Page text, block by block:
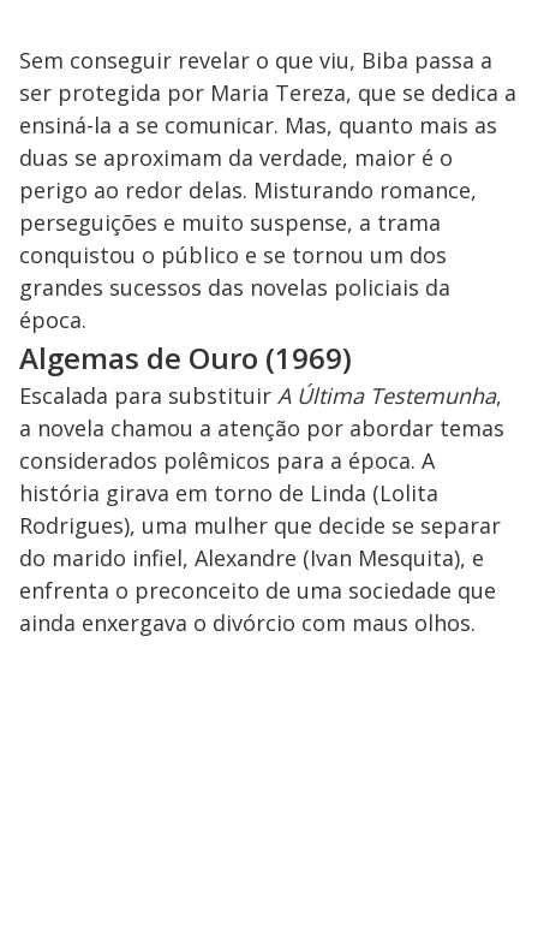
Sem conseguir revelar o que viu, Biba passa a
ser protegida por Maria Tereza, que se dedica a
ensiná-la a se comunicar. Mas, quanto mais as
duas se aproximam da verdade, maior é o
perigo ao redor delas. Misturando romance,
perseguições e muito suspense, a trama
conquistou o público e se tornou um dos
grandes sucessos das novelas policiais da
época.
Algemas de Ouro (1969)
Escalada para substituir A Última Testemunha,
a novela chamou a atenção por abordar temas
considerados polêmicos para a época. A
história girava em torno de Linda (Lolita
Rodrigues), uma mulher que decide se separar
do marido infiel, Alexandre (Ivan Mesquita), e
enfrenta o preconceito de uma sociedade que
ainda enxergava o divórcio com maus olhos.